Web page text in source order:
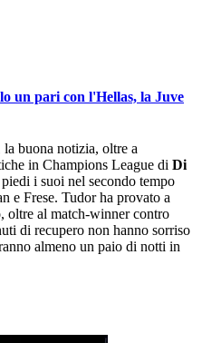
un pari con l'Hellas, la Juve
buona notizia, oltre a
in Champions League di Di
i suoi nel secondo tempo
e Frese. Tudor ha provato a
oltre al match-winner contro
di recupero non hanno sorriso
almeno un paio di notti in